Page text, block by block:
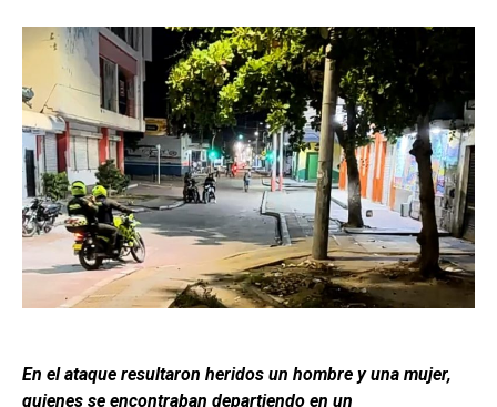
En el ataque resultaron heridos un hombre y una mujer,
quienes se encontraban departiendo en un